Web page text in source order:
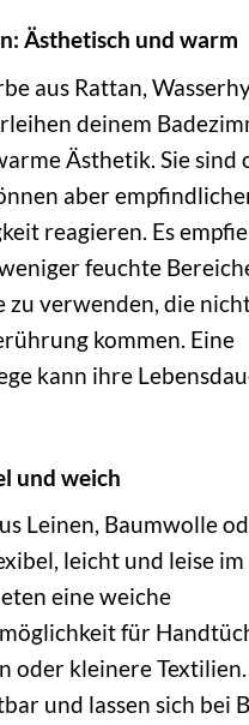
Ästhetisch und warm
aus Rattan,
deinem
Ästhetik. Sie sind
aber
reagieren. Es
feuchte
zu verwenden, die
kommen. Eine
kann ihre
und weich
Leinen, Baumwolle
leicht und leise im
eine weiche
für
oder kleinere
und lassen sich bei